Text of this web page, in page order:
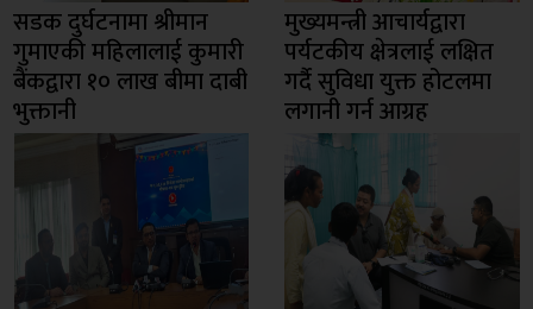
सडक दुर्घटनामा श्रीमान
गुमाएकी महिलालाई कुमारी
बैंकद्वारा १० लाख बीमा दाबी
भुक्तानी
मुख्यमन्त्री आचार्यद्वारा
पर्यटकीय क्षेत्रलाई लक्षित
गर्दै सुविधा युक्त होटलमा
लगानी गर्न आग्रह